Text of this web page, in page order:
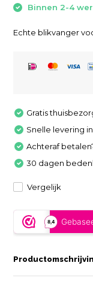
Binnen 2-4
Echte blikvanger
Gratis
Snelle levering in
Achteraf
30 dagen
Vergelijk